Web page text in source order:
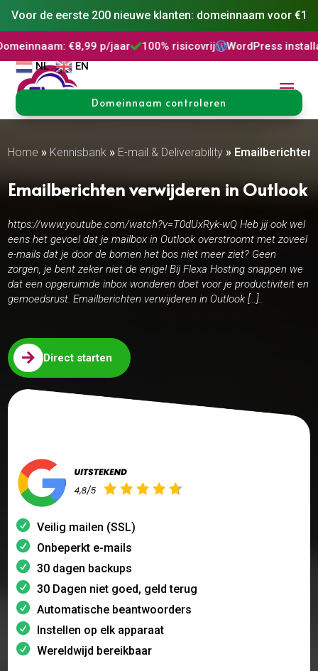
Voor de eerste 200 nieuwe klanten: domeinnaam voor €1
€8,99 p/jaar100% risicovrijWordPress installatie
NL
EN
Domeinnaam controleren
Home » Kennisbank » E-mail & Deliverability »
Emailberichten verwijderen in Outlook
https://www.youtube.com/watch?v=T0dUxRyk-wQ Heb jij ook wel
eens het gevoel dat je mailbox in Outlook overstroomt met zoveel
e-mails dat je door de bomen het bos niet meer ziet? Geen
zorgen, je bent zeker niet de enige! Bij Flexa Hosting snappen we
dat een opgeruimde inbox wonderen doet voor je productiviteit en
gemoedsrust. Emailberichten verwijderen in Outlook […]..
 Direct starten
Veilig mailen (SSL)
Onbeperkt e-mails
30 dagen backups
30 Dagen niet goed, geld terug
Automatische beantwoorders
Instellen op elk apparaat
Wereldwijd bereikbaar